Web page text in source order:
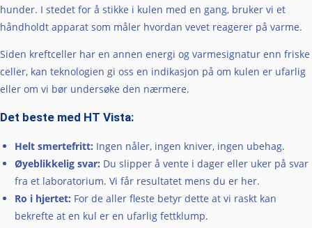
hunder. I stedet for å stikke i kulen med en gang, bruker vi et
håndholdt apparat som måler hvordan vevet reagerer på varme.
Siden kreftceller har en annen energi og varmesignatur enn friske
celler, kan teknologien gi oss en indikasjon på om kulen er ufarlig
eller om vi bør undersøke den nærmere.
Det beste med HT Vista:
Helt smertefritt: Ingen nåler, ingen kniver, ingen ubehag.
Øyeblikkelig svar: Du slipper å vente i dager eller uker på svar
fra et laboratorium. Vi får resultatet mens du er her.
Ro i hjertet: For de aller fleste betyr dette at vi raskt kan
bekrefte at en kul er en ufarlig fettklump.